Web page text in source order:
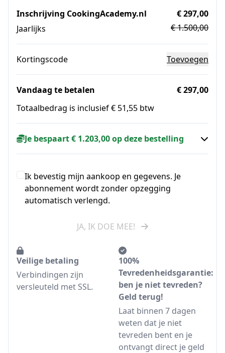
Inschrijving CookingAcademy.nl
Jaarlijks
€ 297,00
€ 1.500,00
Kortingscode Toevoegen
Vandaag te betalen
€ 297,00
Totaalbedrag is inclusief € 51,55 btw
Je bespaart € 1.203,00 op deze bestelling
Ik bevestig mijn aankoop en gegevens. Je
abonnement wordt zonder opzegging
automatisch verlengd.
JA, IK DOE MEE!
Veilige betaling
Verbindingen zijn
versleuteld met SSL.
100%
Tevredenheidsgarantie:
ben je niet tevreden?
Geld terug!
Laat binnen 7 dagen
weten dat je niet
tevreden bent en je
ontvangt direct je geld